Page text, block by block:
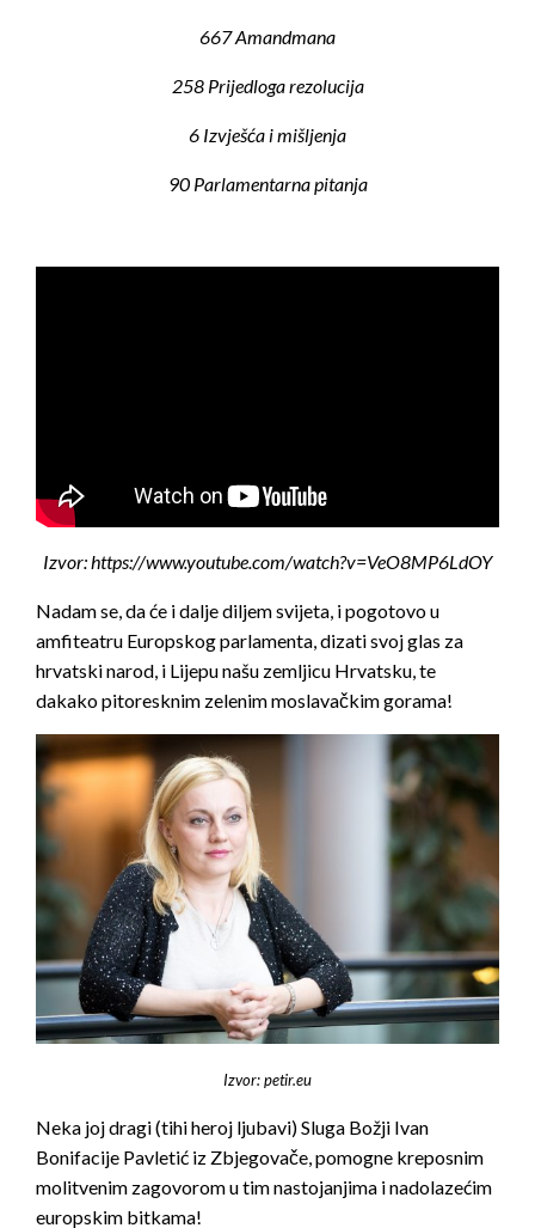
667 Amandmana
258 Prijedloga rezolucija
6 Izvješća i mišljenja
90 Parlamentarna pitanja
Izvor: https://www.youtube.com/watch?v=VeO8MP6LdOY
Nadam se, da će i dalje diljem svijeta, i pogotovo u
amfiteatru Europskog parlamenta, dizati svoj glas za
hrvatski narod, i Lijepu našu zemljicu Hrvatsku, te
dakako pitoresknim zelenim moslavačkim gorama!
Izvor: petir.eu
Neka joj dragi (tihi heroj ljubavi) Sluga Božji Ivan
Bonifacije Pavletić iz Zbjegovače, pomogne kreposnim
molitvenim zagovorom u tim nastojanjima i nadolazećim
europskim bitkama!